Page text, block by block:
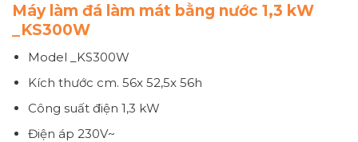
Máy làm đá làm mát bằng nước 1,3 kW
_KS300W
Model _KS300W
Kích thước cm. 56x 52,5x 56h
Công suất điện 1,3 kW
Điện áp 230V~